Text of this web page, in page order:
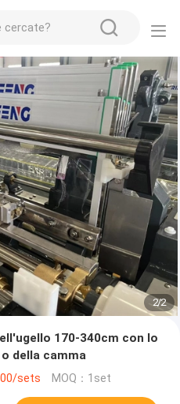
2/2
170-340cm con lo
della camma
sets MOQ：1set